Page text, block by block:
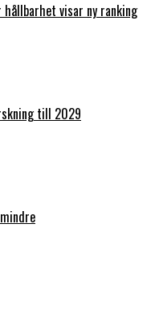
visar ny ranking
till 2029